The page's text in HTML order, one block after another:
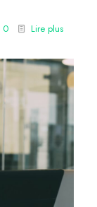
0 Lire plus